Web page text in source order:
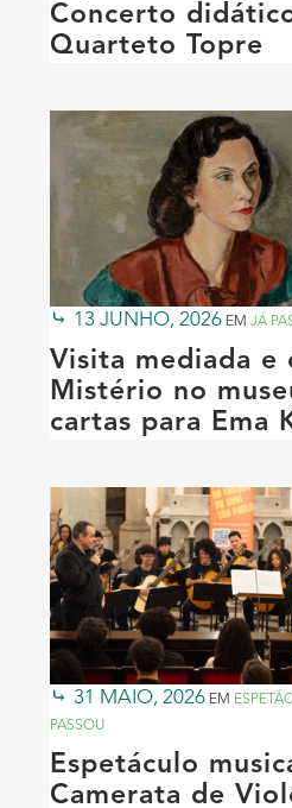
Concerto
Quarteto Topre
13 JUNHO, 2026 EM JÁ
Visita mediada e
Mistério no
cartas para Ema
31 MAIO, 2026 EM
PASSOU
Espetáculo
Camerata de